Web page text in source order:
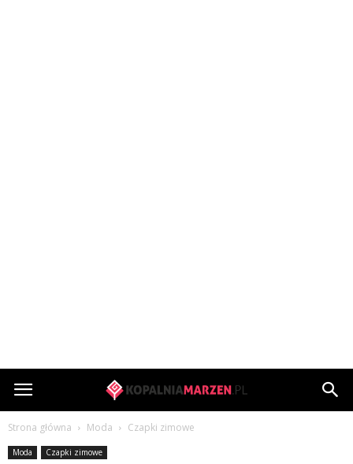
KopalniaMarzen.pl
Strona główna Moda Czapki zimowe
Moda Czapki zimowe